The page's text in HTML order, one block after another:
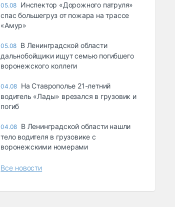
05.08 Инспектор «Дорожного патруля»
спас большегруз от пожара на трассе
«Амур»
05.08 В Ленинградской области
дальнобойщики ищут семью погибшего
воронежского коллеги
04.08 На Ставрополье 21-летний
водитель «Лады» врезался в грузовик и
погиб
04.08 В Ленинградской области нашли
тело водителя в грузовике с
воронежскими номерами
Все новости